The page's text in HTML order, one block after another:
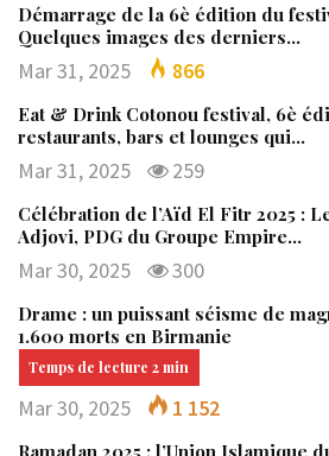
Démarrage de la 6è édition du
Quelques images des derniers…
Mar 31, 2025 866
Eat & Drink Cotonou festival, 6è
restaurants, bars et lounges qui…
Mar 31, 2025 259
Célébration de l’Aïd El Fitr 2025 :
Adjovi, PDG du Groupe Empire…
Mar 30, 2025 300
Drame : un puissant séisme de
1.600 morts en Birmanie
Mar 30, 2025 1 152
Ramadan 2025 : l’Union Islamique